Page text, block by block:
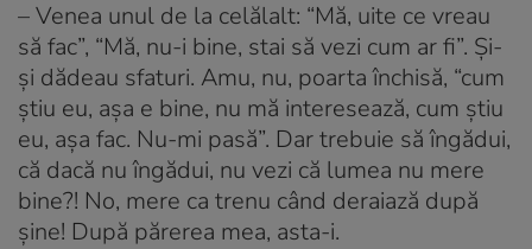
– Venea unul de la celălalt: “Mă, uite ce vreau
să fac”, “Mă, nu-i bine, stai să vezi cum ar fi”. Și-
și dădeau sfaturi. Amu, nu, poarta închisă, “cum
știu eu, așa e bine, nu mă interesează, cum știu
eu, așa fac. Nu-mi pasă”. Dar trebuie să îngădui,
că dacă nu îngădui, nu vezi că lumea nu mere
bine?! No, mere ca trenu când deraiază după
șine! După părerea mea, asta-i.